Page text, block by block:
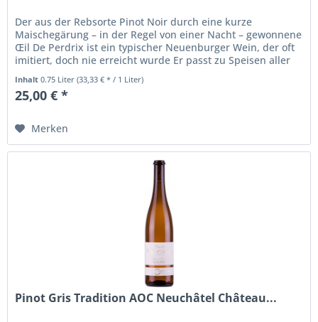
Der aus der Rebsorte Pinot Noir durch eine kurze
Maischegärung – in der Regel von einer Nacht – gewonnene
Œil De Perdrix ist ein typischer Neuenburger Wein, der oft
imitiert, doch nie erreicht wurde Er passt zu Speisen aller
Art, vom...
Inhalt0.75 Liter(33,33 € * / 1 Liter)
25,00 € *
Merken
Pinot Gris Tradition AOC Neuchâtel Château...